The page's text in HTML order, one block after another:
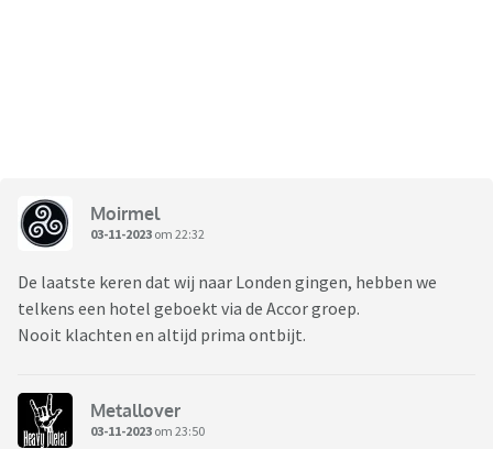
Moirmel
03-11-2023 om 22:32
De laatste keren dat wij naar Londen gingen, hebben we
telkens een hotel geboekt via de Accor groep.
Nooit klachten en altijd prima ontbijt.
Metallover
03-11-2023 om 23:50